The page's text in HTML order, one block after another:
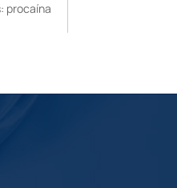
procaína